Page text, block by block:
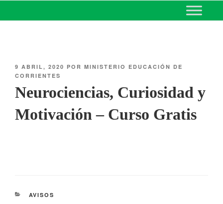
MINISTERIO DE EDUCACIÓN
DE CORRIENTES
9 ABRIL, 2020 POR MINISTERIO EDUCACIÓN DE
CORRIENTES
Neurociencias, Curiosidad y
Motivación – Curso Gratis
AVISOS